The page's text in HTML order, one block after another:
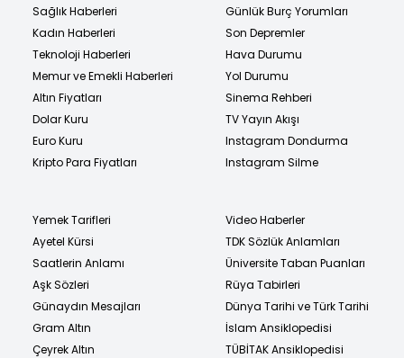
Sağlık Haberleri
Kadın Haberleri
Teknoloji Haberleri
Memur ve Emekli Haberleri
Altın Fiyatları
Dolar Kuru
Euro Kuru
Kripto Para Fiyatları
Günlük Burç Yorumları
Son Depremler
Hava Durumu
Yol Durumu
Sinema Rehberi
TV Yayın Akışı
Instagram Dondurma
Instagram Silme
Yemek Tarifleri
Ayetel Kürsi
Saatlerin Anlamı
Aşk Sözleri
Günaydın Mesajları
Gram Altın
Çeyrek Altın
Video Haberler
TDK Sözlük Anlamları
Üniversite Taban Puanları
Rüya Tabirleri
Dünya Tarihi ve Türk Tarihi
İslam Ansiklopedisi
TÜBİTAK Ansiklopedisi